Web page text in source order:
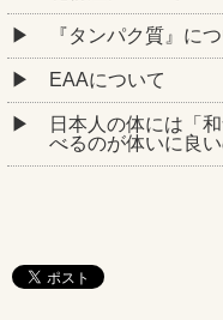
『タンパク質』に
EAAについて
日本人の体には「
べるのが体いに良